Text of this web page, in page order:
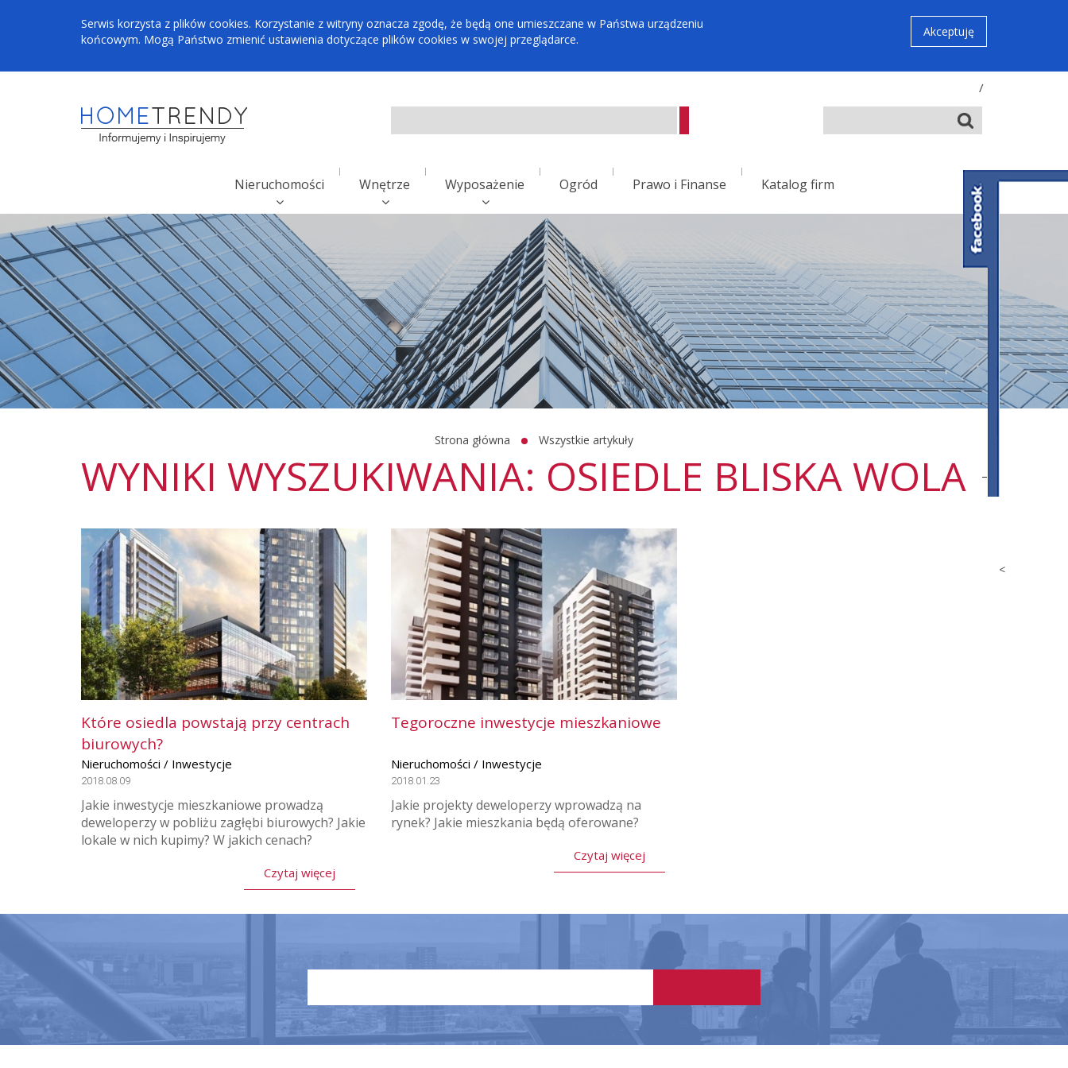
<
Serwis korzysta z plików cookies. Korzystanie z witryny oznacza zgodę, że będą one umieszczane w Państwa urządzeniu
końcowym. Mogą Państwo zmienić ustawienia dotyczące plików cookies w swojej przeglądarce.
Akceptuję
/
Nieruchomości Wnętrze Wyposażenie Ogród Prawo i Finanse Katalog firm
Strona główna Wszystkie artykuły
WYNIKI WYSZUKIWANIA: OSIEDLE BLISKA WOLA
Które osiedla powstają przy centrach
biurowych?
Nieruchomości / Inwestycje
2018.08.09
Jakie inwestycje mieszkaniowe prowadzą
deweloperzy w pobliżu zagłębi biurowych? Jakie
lokale w nich kupimy? W jakich cenach?
Czytaj więcej
Tegoroczne inwestycje mieszkaniowe
Nieruchomości / Inwestycje
2018.01.23
Jakie projekty deweloperzy wprowadzą na
rynek? Jakie mieszkania będą oferowane?
Czytaj więcej